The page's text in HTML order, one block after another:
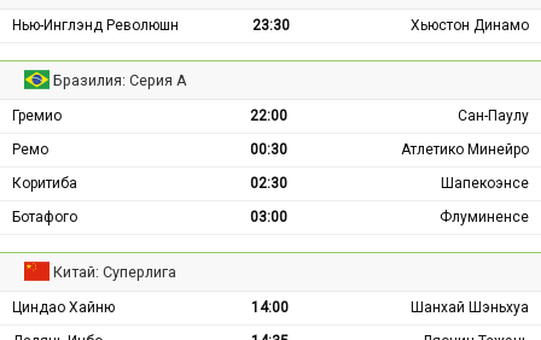
Нью-Инглэнд Революшн 23:30 Хьюстон Динамо
Бразилия: Серия А
Гремио 22:00
Сан-Паулу
Ремо
00:30
Атлетико Минейро
Коритиба
02:30
Шапекоэнсе
Ботафого
03:00 Флуминенсе
Китай: Суперлига
Циндао Хайню 14:00
Шанхай Шэньхуа